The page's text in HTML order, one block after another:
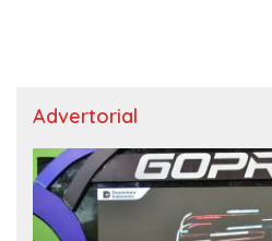
Advertorial